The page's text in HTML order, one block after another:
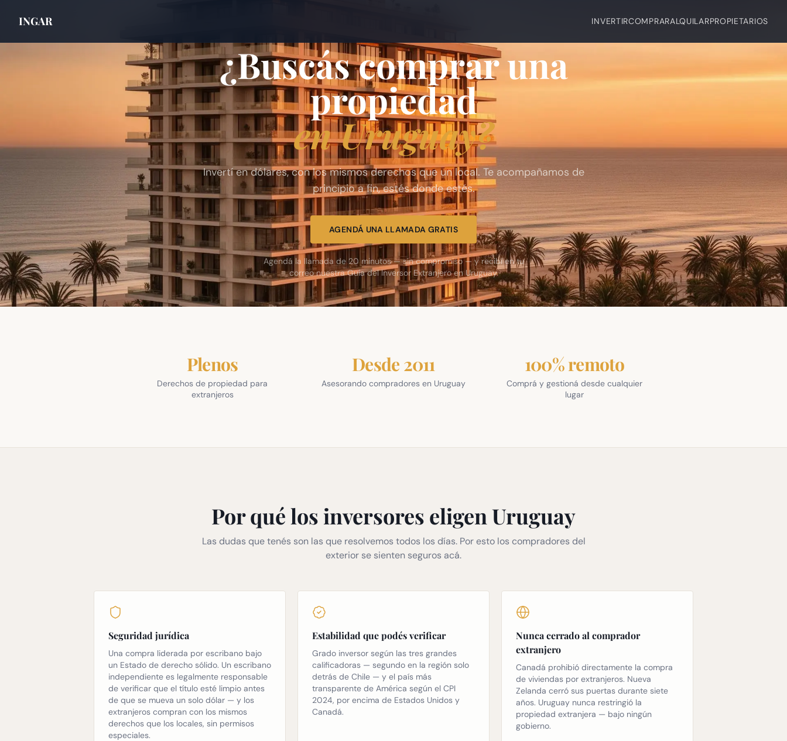
INGAR INVERTIRCOMPRARALQUILARPROPIETARIOS
¿Buscás comprar una
propiedad
en Uruguay?
Invertí en dólares, con los mismos derechos que un local. Te acompañamos de
principio a fin, estés donde estés.
AGENDÁ UNA LLAMADA GRATIS
Agendá la llamada de 20 minutos — sin compromiso — y recibí en tu
correo nuestra Guía del Inversor Extranjero en Uruguay.
Plenos
Derechos de propiedad para
extranjeros
Desde 2011
Asesorando compradores en Uruguay
100% remoto
Comprá y gestioná desde cualquier
lugar
Por qué los inversores eligen Uruguay
Las dudas que tenés son las que resolvemos todos los días. Por esto los compradores del
exterior se sienten seguros acá.
Seguridad jurídica
Una compra liderada por escribano bajo
un Estado de derecho sólido. Un escribano
independiente es legalmente responsable
de verificar que el título esté limpio antes
de que se mueva un solo dólar — y los
extranjeros compran con los mismos
derechos que los locales, sin permisos
especiales.
Estabilidad que podés verificar
Grado inversor según las tres grandes
calificadoras — segundo en la región solo
detrás de Chile — y el país más
transparente de América según el CPI
2024, por encima de Estados Unidos y
Canadá.
Nunca cerrado al comprador
extranjero
Canadá prohibió directamente la compra
de viviendas por extranjeros. Nueva
Zelanda cerró sus puertas durante siete
años. Uruguay nunca restringió la
propiedad extranjera — bajo ningún
gobierno.